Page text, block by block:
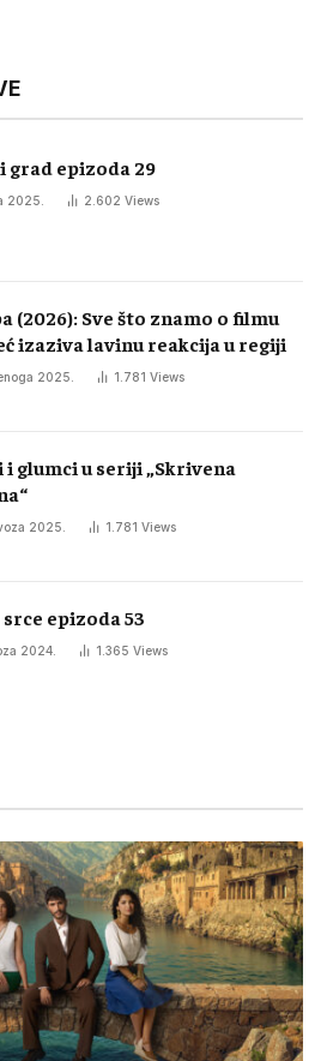
grad epizoda 29
2025. 2.602 Views
(2026): Sve što znamo o filmu
izaziva lavinu reakcija u regiji
2025. 1.781 Views
i glumci u seriji „Skrivena
2025. 1.781 Views
epizoda 53
2024. 1.365 Views